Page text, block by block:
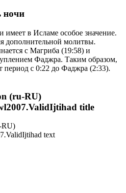
ночи
имеет в Исламе особое значение.
дополнительной молитвы.
с Магриба (19:58) и
Фаджра. Таким образом,
период с 0:22 до Фаджра (2:33).
(ru-RU)
title
RU)
text